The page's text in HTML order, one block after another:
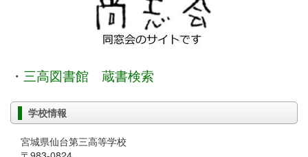
・ 三高図書館 蔵書検索
学校情報
宮城県仙台第三高等学校